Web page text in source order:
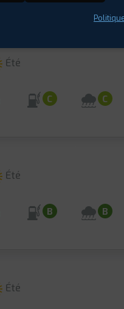
Été
C C
Été
B B
Été